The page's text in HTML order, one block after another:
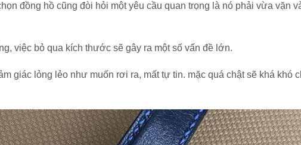
đồng hồ cũng đòi hỏi một yêu cầu quan trọng là nó phải vừa vặn
việc bỏ qua kích thước sẽ gây ra một số vấn đề lớn.
giác lỏng lẻo như muốn rơi ra, mất tự tin. mặc quá chật sẽ khá khó